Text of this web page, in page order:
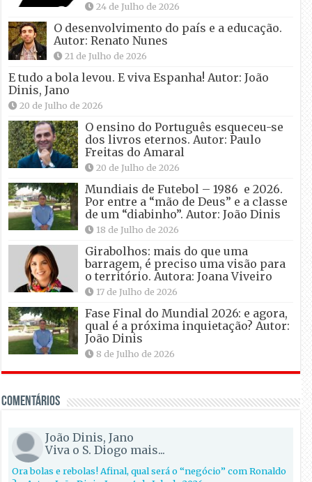
24 de Julho de 2026
O desenvolvimento do país e a educação.
Autor: Renato Nunes
21 de Julho de 2026
E tudo a bola levou. E viva Espanha! Autor: João
Dinis, Jano
20 de Julho de 2026
O ensino do Português esqueceu-se
dos livros eternos. Autor: Paulo
Freitas do Amaral
20 de Julho de 2026
Mundiais de Futebol – 1986 e 2026.
Por entre a “mão de Deus” e a classe
de um “diabinho”. Autor: João Dinis
18 de Julho de 2026
Girabolhos: mais do que uma
barragem, é preciso uma visão para
o território. Autora: Joana Viveiro
17 de Julho de 2026
Fase Final do Mundial 2026: e agora,
qual é a próxima inquietação? Autor:
João Dinis
8 de Julho de 2026
Comentários
João Dinis, Jano
Viva o S. Diogo mais...
Ora bolas e rebolas! Afinal, qual será o “negócio” com Ronaldo